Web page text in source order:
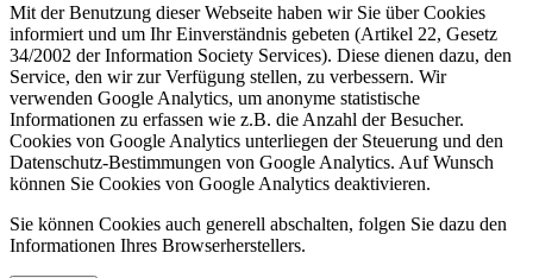
Mit der Benutzung dieser Webseite haben wir Sie über Cookies
informiert und um Ihr Einverständnis gebeten (Artikel 22, Gesetz
34/2002 der Information Society Services). Diese dienen dazu, den
Service, den wir zur Verfügung stellen, zu verbessern. Wir
verwenden Google Analytics, um anonyme statistische
Informationen zu erfassen wie z.B. die Anzahl der Besucher.
Cookies von Google Analytics unterliegen der Steuerung und den
Datenschutz-Bestimmungen von Google Analytics. Auf Wunsch
können Sie Cookies von Google Analytics deaktivieren.
Sie können Cookies auch generell abschalten, folgen Sie dazu den
Informationen Ihres Browserherstellers.